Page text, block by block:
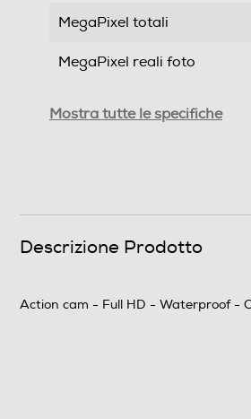
MegaPixel totali
MegaPixel reali foto
Connessioni
Mostra tutte le specifiche
Descrizione Prodotto
Action cam - Full HD - Waterproof -